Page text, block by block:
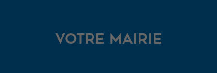
VOTRE MAIRIE